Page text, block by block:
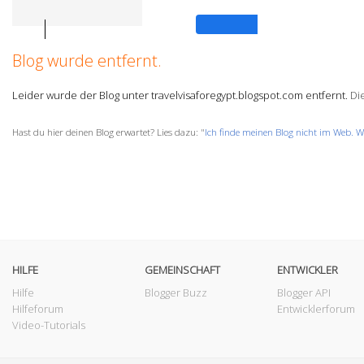
Blog wurde entfernt.
Leider wurde der Blog unter travelvisaforegypt.blogspot.com entfernt.
Hast du hier deinen Blog erwartet? Lies dazu: "Ich finde meinen Blog nicht im Web.
HILFE
Hilfe
Hilfeforum
Video-Tutorials
GEMEINSCHAFT
Blogger Buzz
ENTWICKLER
Blogger API
Entwicklerforum